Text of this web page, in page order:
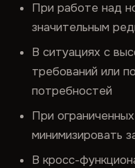
При работе над
значительным
В ситуациях с
требований или
потребностей
При
минимизировать
В кросс-